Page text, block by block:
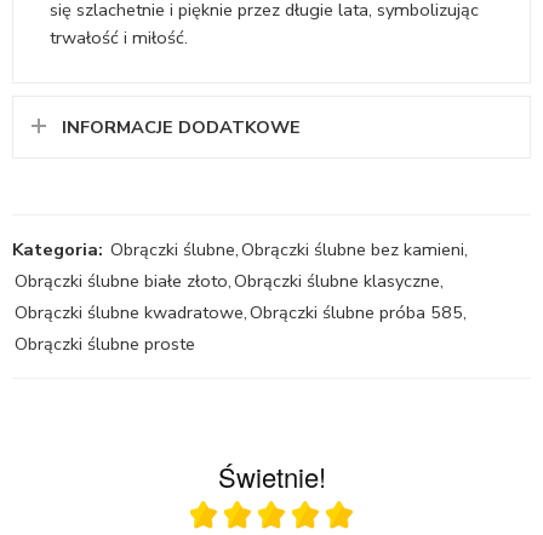
się szlachetnie i pięknie przez długie lata, symbolizując
trwałość i miłość.
INFORMACJE DODATKOWE
Kategoria: Obrączki ślubne,Obrączki ślubne bez kamieni,
Obrączki ślubne białe złoto,Obrączki ślubne klasyczne,
Obrączki ślubne kwadratowe,Obrączki ślubne próba 585,
Obrączki ślubne proste
Świetnie!
Ocena średnia 5 na 5